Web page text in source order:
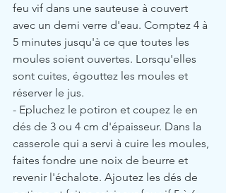
feu vif dans une sauteuse à couvert
avec un demi verre d'eau. Comptez 4 à
5 minutes jusqu'à ce que toutes les
moules soient ouvertes. Lorsqu'elles
sont cuites, égouttez les moules et
réserver le jus.
- Epluchez le potiron et coupez le en
dés de 3 ou 4 cm d'épaisseur. Dans la
casserole qui a servi à cuire les moules,
faites fondre une noix de beurre et
revenir l'échalote. Ajoutez les dés de